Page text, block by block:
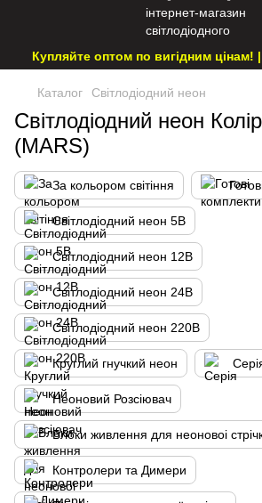
Купляйте оптом по вигідним цінам!
Каталог Світлодіодний неон
Світлодіодний неон
(MARS)
За кольором світіння
Світлодіодний неон 5В
Світлодіодний неон 12В
Світлодіодний неон 24В
Світлодіодний неон 220В
Круглий гнучкий неон
Неоновий Розсіювач
Блоки живлення для неоновоі
Контролери та Димери